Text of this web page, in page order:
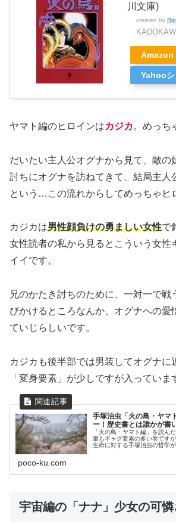
川文庫)
created by
Amazon
Yahoo
ヤマト編のヒロインはカジカ。めっち
だいたい主人公オグナから見て、敵の
討ちにオグナを訪ねてきて、結局主人
という…この流れからしてめっちゃヒ
カジカは男性顔負けの勇ましい女性で
女性読者の私から見るとこういう女性
イイです。
兄のかたき討ちのために、一対一で戦
びかけるところなんか、オグナへの愛
ていじらしいです。
カジカも後半部では男装してオグナに
「変身要素」が少しですが入っていま
手塚治虫「火の鳥・ヤマ
ー！歴史書とは誰かが書
「火の鳥・ヤマト編」を読ん
最もギャグ要素の多い巻です
生命に対する手塚治虫の哲学
poco-ku.com
宇宙編の「ナナ」少女の可